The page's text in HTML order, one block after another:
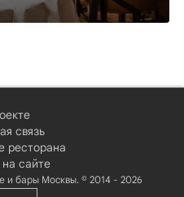
связь
ресторана
сайте
и бары Москвы. © 2014 - 2026